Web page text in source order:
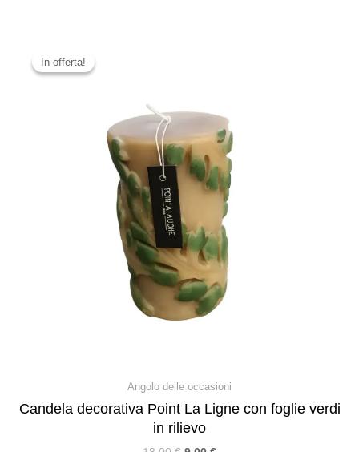
In offerta!
In offerta!
Angolo delle occasioni
Candela decorativa Point La Ligne con foglie verdi
in rilievo